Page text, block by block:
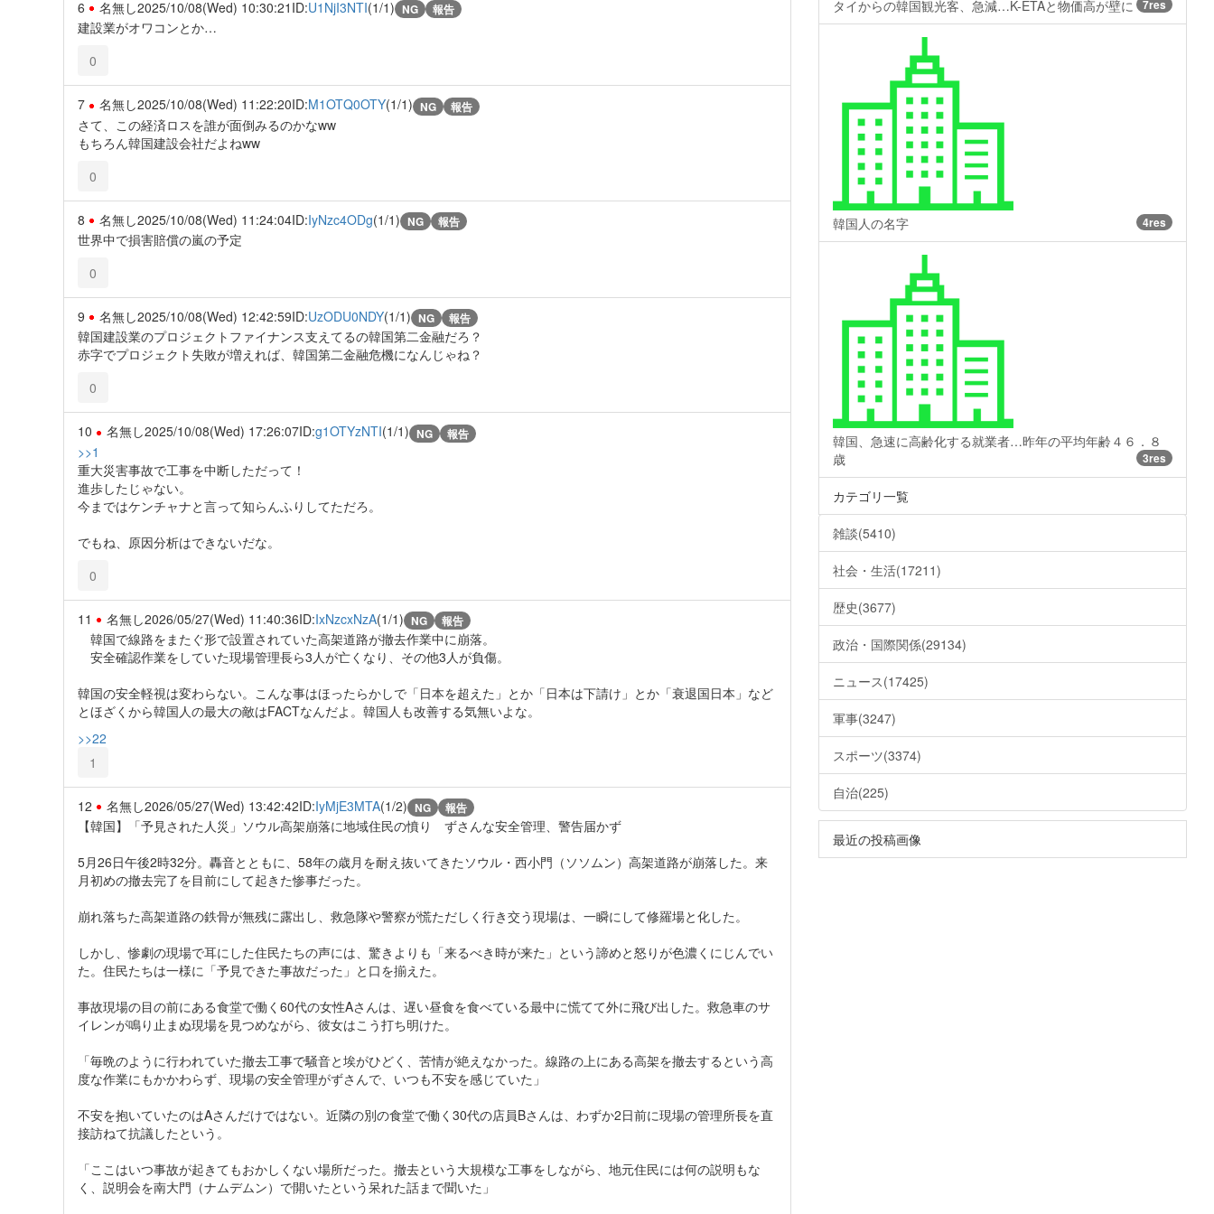
6 名無し2025/10/08(Wed) 10:30:21 ID:U1NjI3NTI(1/1) NG 報告
建設業がオワコンとか…
0
7 名無し2025/10/08(Wed) 11:22:20ID:M1OTQ0OTY(1/1) NG 報告
さて、この経済ロスを誰が面倒みるのかなww
もちろん韓国建設会社だよねww
0
8 名無し2025/10/08(Wed) 11:24:04ID:IyNzc4ODg(1/1) NG 報告
世界中で損害賠償の嵐の予定
0
9 名無し2025/10/08(Wed) 12:42:59ID:UzODU0NDY(1/1) NG 報告
韓国建設業のプロジェクトファイナンス支えてるの韓国第二金融だろ？
赤字でプロジェクト失敗が増えれば、韓国第二金融危機になんじゃね？
0
10 名無し2025/10/08(Wed) 17:26:07ID:g1OTYzNTI(1/1) NG 報告
>>1
重大災害事故で工事を中断しただって！
進歩したじゃない。
今まではケンチャナと言って知らんふりしてただろ。
でもね、原因分析はできないだな。
0
11 名無し2026/05/27(Wed) 11:40:36ID:IxNzcxNzA(1/1) NG 報告
韓国で線路をまたぐ形で設置されていた高架道路が撤去作業中に崩落。
安全確認作業をしていた現場管理長ら3人が亡くなり、その他3人が負傷。
韓国の安全軽視は変わらない。こんな事はほったらかしで「日本を超えた」とか「日本は下請け」とか「衰退国日本」など
とほざくから韓国人の最大の敵はFACTなんだよ。韓国人も改善する気無いよな。
>>22
1
12 名無し2026/05/27(Wed) 13:42:42ID:IyMjE3MTA(1/2) NG 報告
【韓国】「予見された人災」ソウル高架崩落に地域住民の憤り ずさんな安全管理、警告届かず
5月26日午後2時32分。轟音とともに、58年の歳月を耐え抜いてきたソウル・西小門（ソソムン）高架道路が崩落した。来
月初めの撤去完了を目前にして起きた惨事だった。
崩れ落ちた高架道路の鉄骨が無残に露出し、救急隊や警察が慌ただしく行き交う現場は、一瞬にして修羅場と化した。
しかし、惨劇の現場で耳にした住民たちの声には、驚きよりも「来るべき時が来た」という諦めと怒りが色濃くにじんでい
た。住民たちは一様に「予見できた事故だった」と口を揃えた。
事故現場の目の前にある食堂で働く60代の女性Aさんは、遅い昼食を食べている最中に慌てて外に飛び出した。救急車のサ
イレンが鳴り止まぬ現場を見つめながら、彼女はこう打ち明けた。
「毎晩のように行われていた撤去工事で騒音と埃がひどく、苦情が絶えなかった。線路の上にある高架を撤去するという高
度な作業にもかかわらず、現場の安全管理がずさんで、いつも不安を感じていた」
不安を抱いていたのはAさんだけではない。近隣の別の食堂で働く30代の店員Bさんは、わずか2日前に現場の管理所長を直
接訪ねて抗議したという。
「ここはいつ事故が起きてもおかしくない場所だった。撤去という大規模な工事をしながら、地元住民には何の説明もな
く、説明会を南大門（ナムデムン）で開いたという呆れた話まで聞いた」
タイからの韓国観光客、急減…K-ETAと物価高が壁に 7res
韓国人の名字 4res
韓国、急速に高齢化する就業者…昨年の平均年齢４６．８
歳
3res
カテゴリ一覧
雑談(5410)
社会・生活(17211)
歴史(3677)
政治・国際関係(29134)
ニュース(17425)
軍事(3247)
スポーツ(3374)
自治(225)
最近の投稿画像